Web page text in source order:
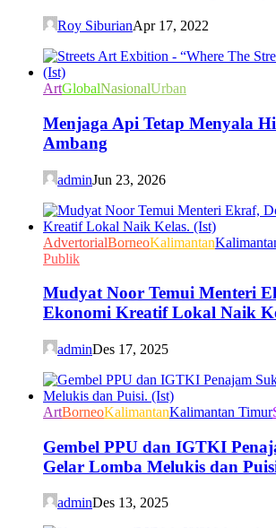
Roy SiburianApr 17, 2022
ArtGlobalNasionalUrban
Menjaga Api Tetap Menyala
Ambang
adminJun 23, 2026
AdvertorialBorneoKalimantan
Publik
Mudyat Noor Temui Menteri
Ekonomi Kreatif Lokal Naik
adminDes 17, 2025
ArtBorneoKalimantanKalimantan Timur
Gembel PPU dan IGTKI
Gelar Lomba Melukis dan
adminDes 13, 2025